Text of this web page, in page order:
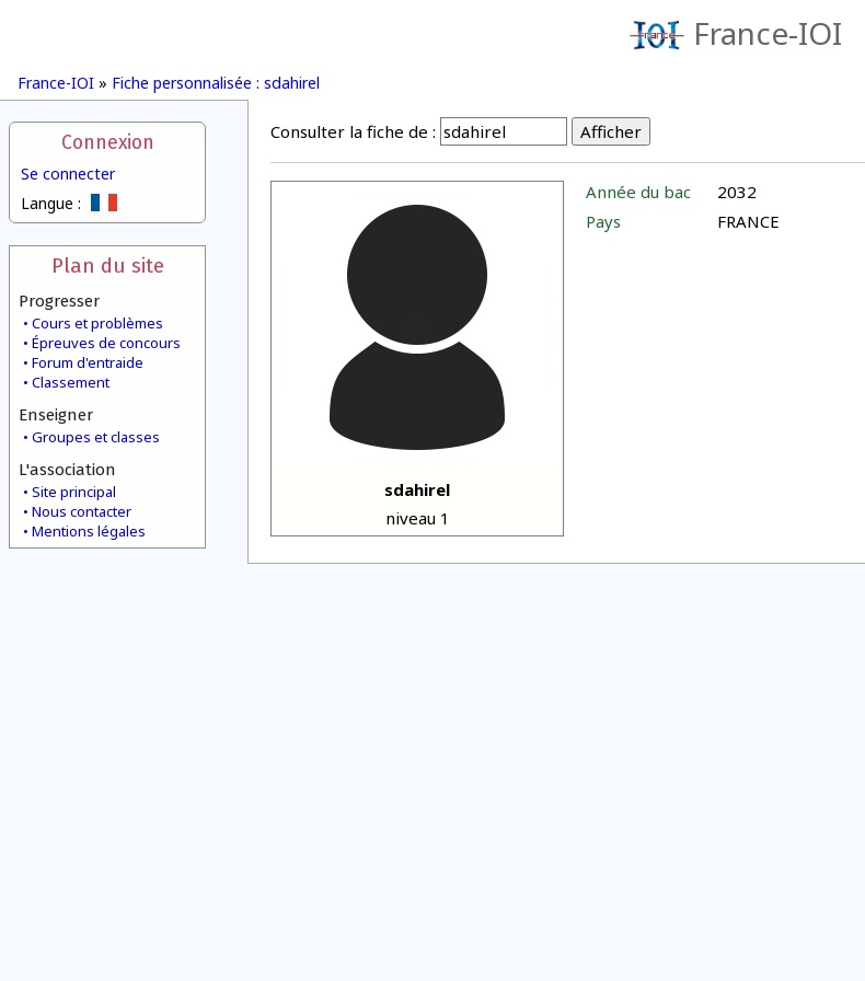
France-IOI
France-IOI » Fiche personnalisée : sdahirel
Connexion
Se connecter
Langue :
Plan du site
Progresser
Cours et problèmes
Épreuves de concours
Forum d'entraide
Classement
Enseigner
Groupes et classes
L'association
Site principal
Nous contacter
Mentions légales
Consulter la fiche de :
sdahirel
niveau 1
Année du bac
2032
Pays
FRANCE